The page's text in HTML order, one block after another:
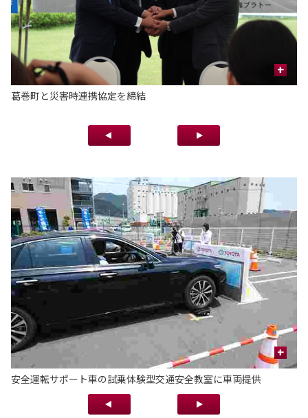
+
葛巻町と災害時連携協定を締結
+
安全運転サポート車の試乗体験型交通安全教室に車両提供